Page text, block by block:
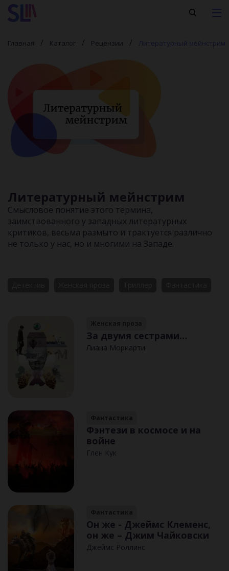
Главная Каталог Рецензии
Литературный мейнстрим
Cмысловое понятие этого термина,
заимствованного у западных литературных
критиков, весьма размыто и трактуется различно
не только у нас, но и многими на Западе.
За двумя сестрами…
Лиана Мориарти
Фэнтези в космосе и на
войне
Глен Кук
Он же - Джеймс Клеменс,
он же – Джим Чайковски
Джеймс Роллинс